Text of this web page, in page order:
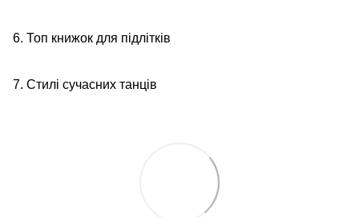
6. Топ книжок для підлітків
7. Стилі сучасних танців